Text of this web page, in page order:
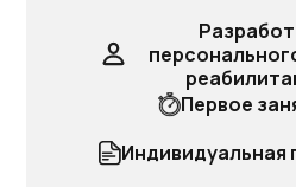
Индивидуальная
Первое